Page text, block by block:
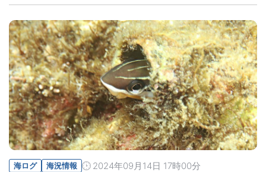
海ログ 海況情報 2024年09月14日 17時00分